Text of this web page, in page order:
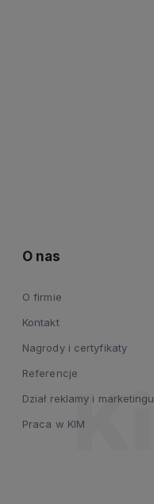
O nas
O firmie
Kontakt
Nagrody i certyfikaty
Referencje
Dział reklamy i marketingu
Praca w KIM